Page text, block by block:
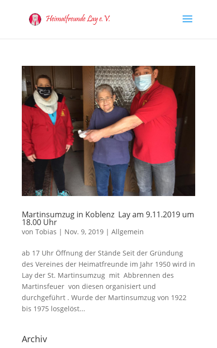
Martinsumzug in Koblenz Lay am 9.11.2019 um
18.00 Uhr
von Tobias | Nov. 9, 2019| Allgemein
ab 17 Uhr Öffnung der Stände Seit der Gründung
des Vereines der Heimatfreunde im Jahr 1950 wird in
Lay der St. Martinsumzug mit Abbrennen des
Martinsfeuer von diesen organisiert und
durchgeführt . Wurde der Martinsumzug von 1922
bis 1975 losgelöst...
Archiv